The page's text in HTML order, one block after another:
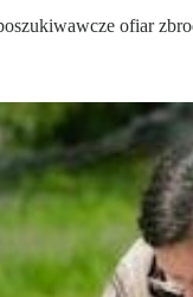
ofiar